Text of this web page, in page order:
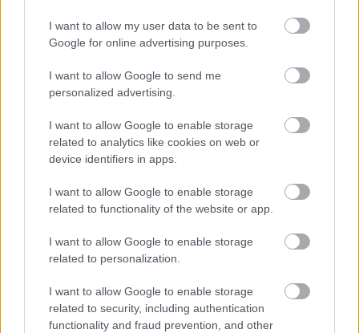
I want to allow my user data to be sent to
Google for online advertising purposes.
I want to allow Google to send me
personalized advertising.
I want to allow Google to enable storage
related to analytics like cookies on web or
device identifiers in apps.
I want to allow Google to enable storage
related to functionality of the website or app.
I want to allow Google to enable storage
related to personalization.
I want to allow Google to enable storage
related to security, including authentication
functionality and fraud prevention, and other
Idén is PajTáska, egy táskányi segítség a paksi
iskolakezdéshez
MAGYAR ÉPÍTŐK